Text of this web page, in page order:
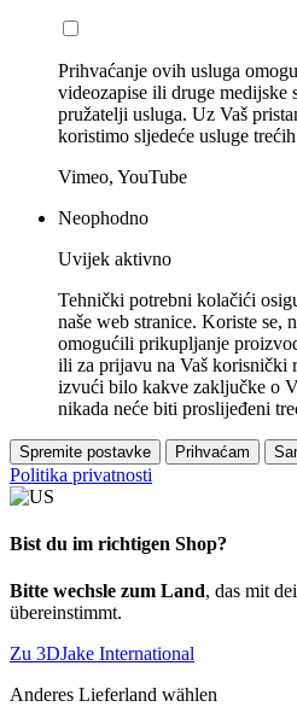
Prihvaćanje ovih usluga
videozapise ili druge medijske
pružatelji usluga. Uz Vaš
koristimo sljedeće usluge trećih
Vimeo, YouTube
Neophodno
Uvijek aktivno
Tehnički potrebni kolačići
naše web stranice. Koriste se,
omogućili prikupljanje
ili za prijavu na Vaš korisnički
izvući bilo kakve zaključke o
nikada neće biti proslijeđeni
Spremite postavke Prihvaćam
Politika privatnosti
Bist du im richtigen Shop?
Bitte wechsle zum Land, das mit
übereinstimmt.
Zu 3DJake International
Anderes Lieferland wählen